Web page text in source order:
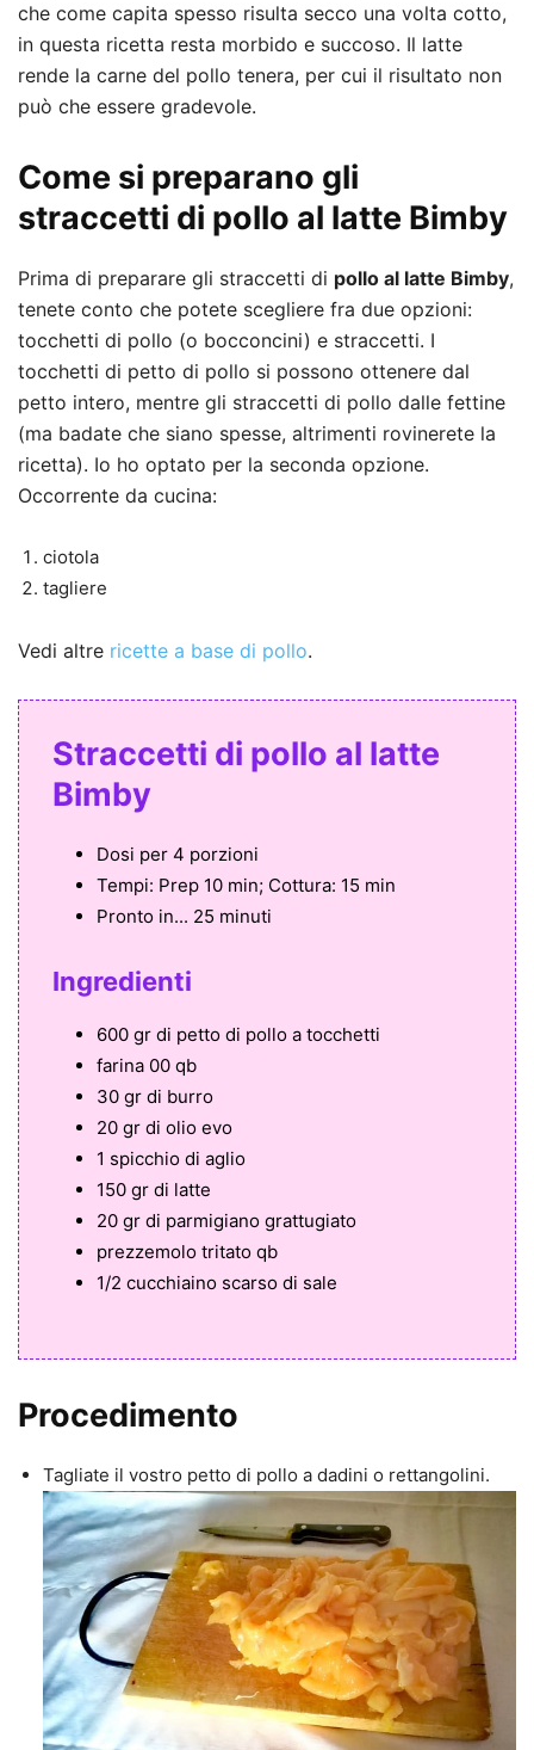
che come capita spesso risulta secco una volta cotto,
in questa ricetta resta morbido e succoso. Il latte
rende la carne del pollo tenera, per cui il risultato non
può che essere gradevole.
Come si preparano gli
straccetti di pollo al latte Bimby
Prima di preparare gli straccetti di pollo al latte Bimby,
tenete conto che potete scegliere fra due opzioni:
tocchetti di pollo (o bocconcini) e straccetti. I
tocchetti di petto di pollo si possono ottenere dal
petto intero, mentre gli straccetti di pollo dalle fettine
(ma badate che siano spesse, altrimenti rovinerete la
ricetta). Io ho optato per la seconda opzione.
Occorrente da cucina:
ciotola
tagliere
Vedi altre ricette a base di pollo.
Straccetti di pollo al latte
Bimby
Dosi per 4 porzioni
Tempi: Prep 10 min; Cottura: 15 min
Pronto in... 25 minuti
Ingredienti
600 gr di petto di pollo a tocchetti
farina 00 qb
30 gr di burro
20 gr di olio evo
1 spicchio di aglio
150 gr di latte
20 gr di parmigiano grattugiato
prezzemolo tritato qb
1/2 cucchiaino scarso di sale
Procedimento
Tagliate il vostro petto di pollo a dadini o rettangolini.